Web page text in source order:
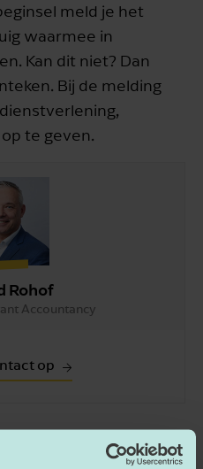
meld je het
waarmee in
Kan dit niet? Dan
Bij de melding
te geven.
Rohof
Accountancy
op